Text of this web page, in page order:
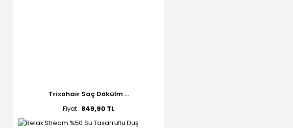
Trixohair Saç Dökülm ...
Fiyat : 849,90 TL